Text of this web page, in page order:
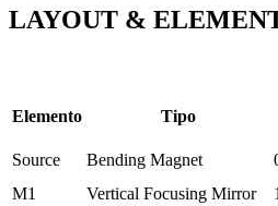
LAYOUT &
Elemento Tipo
Source Bending Magnet
M1
Vertical Focusing Mirror